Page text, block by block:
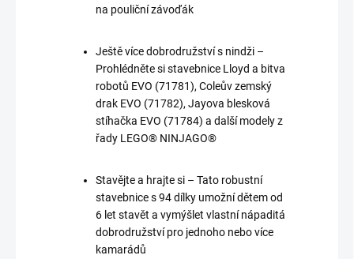
na pouliční závoďák
Ještě více dobrodružství s nindži –
Prohlédněte si stavebnice Lloyd a bitva
robotů EVO (71781), Coleův zemský
drak EVO (71782), Jayova blesková
stíhačka EVO (71784) a další modely z
řady LEGO® NINJAGO®
Stavějte a hrajte si – Tato robustní
stavebnice s 94 dílky umožní dětem od
6 let stavět a vymýšlet vlastní nápaditá
dobrodružství pro jednoho nebo více
kamarádů